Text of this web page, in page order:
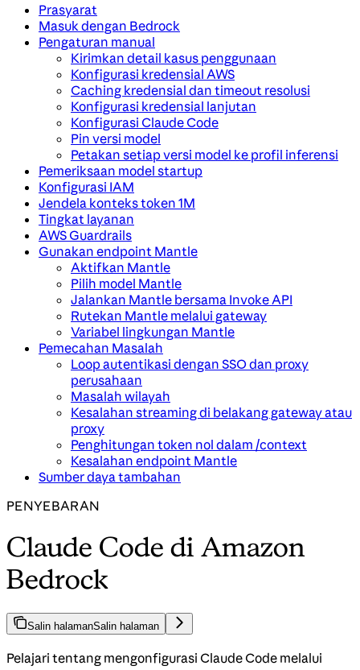
Prasyarat
Masuk dengan Bedrock
Pengaturan manual
Kirimkan detail kasus penggunaan
Konfigurasi kredensial AWS
Caching kredensial dan timeout resolusi
Konfigurasi kredensial lanjutan
Konfigurasi Claude Code
Pin versi model
Petakan setiap versi model ke profil inferensi
Pemeriksaan model startup
Konfigurasi IAM
Jendela konteks token 1M
Tingkat layanan
AWS Guardrails
Gunakan endpoint Mantle
Aktifkan Mantle
Pilih model Mantle
Jalankan Mantle bersama Invoke API
Rutekan Mantle melalui gateway
Variabel lingkungan Mantle
Pemecahan Masalah
Loop autentikasi dengan SSO dan proxy
perusahaan
Masalah wilayah
Kesalahan streaming di belakang gateway atau
proxy
Penghitungan token nol dalam /context
Kesalahan endpoint Mantle
Sumber daya tambahan
PENYEBARAN
Claude Code di Amazon
Bedrock
Salin halamanSalin halaman
Pelajari tentang mengonfigurasi Claude Code melalui